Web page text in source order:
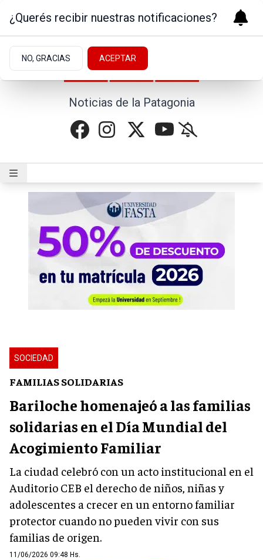
Noticias de la Patagonia
SOCIEDAD
FAMILIAS SOLIDARIAS
Bariloche homenajeó a las familias
solidarias en el Día Mundial del
Acogimiento Familiar
La ciudad celebró con un acto institucional en el
Auditorio CEB el derecho de niños, niñas y
adolescentes a crecer en un entorno familiar
protector cuando no pueden vivir con sus
familias de origen.
11/06/2026 09:48 Hs.
¿Querés recibir nuestras notificaciones?
NO, GRACIAS ACEPTAR